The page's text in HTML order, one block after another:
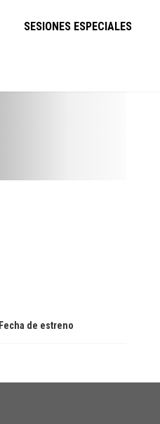
SESIONES ESPECIALES
Fecha de estreno